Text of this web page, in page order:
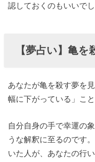
認しておくのもいいでし
【夢占い】亀を
あなたが亀を殺す夢を
幅に下がっている」こ
自分自身の手で幸運の
うな解釈に至るのです
いた人が、あなたの行